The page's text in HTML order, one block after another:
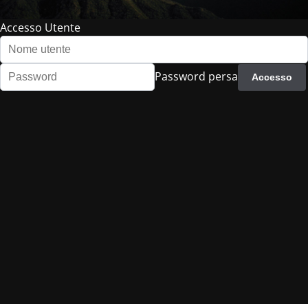
Accesso Utente
Password persa